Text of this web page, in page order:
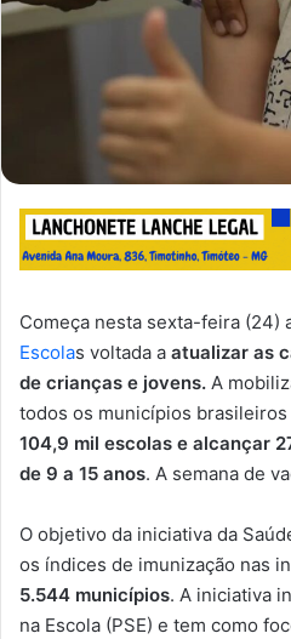
Começa nesta sexta-feira (24)
Escolas voltada a atualizar as
de crianças e jovens. A
todos os municípios
104,9 mil escolas e alcançar
de 9 a 15 anos. A semana de
O objetivo da iniciativa da
os índices de imunização nas
5.544 municípios. A iniciativa
na Escola (PSE) e tem como